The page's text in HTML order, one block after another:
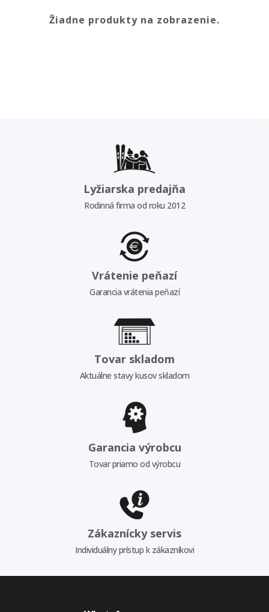
Žiadne produkty na zobrazenie.
Lyžiarska predajňa
Rodinná firma od roku 2012
Vrátenie peňazí
Garancia vrátenia peňazí
Tovar skladom
Aktuálne stavy kusov skladom
Garancia výrobcu
Tovar priamo od výrobcu
Zákaznícky servis
Individuálny prístup k zákazníkovi